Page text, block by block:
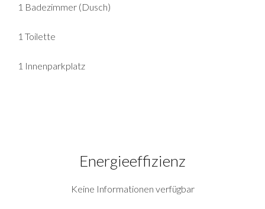
1 Badezimmer (Dusch)
1 Toilette
1 Innenparkplatz
Energieeffizienz
Keine Informationen verfügbar